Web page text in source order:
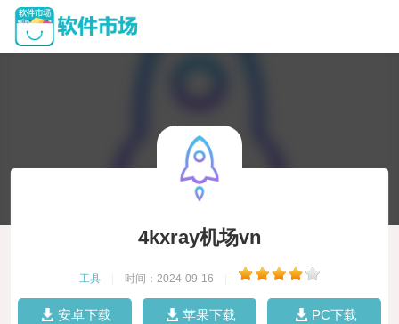
4kxray机场vn
工具 时间：2024-09-16
安卓下载 苹果下载 PC下载